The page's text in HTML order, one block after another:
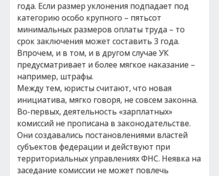
года. Если размер уклонения подпадает под
категорию особо крупного – пятьсот
минимальных размеров оплаты труда – то
срок заключения может составить 3 года.
Впрочем, и в том, и в другом случае УК
предусматривает и более мягкое наказание –
например, штрафы.
Между тем, юристы считают, что новая
инициатива, мягко говоря, не совсем законна.
Во-первых, деятельность «зарплатных»
комиссий не прописана в законодательстве.
Они создавались постановлениями властей
субъектов федерации и действуют при
территориальных управлениях ФНС. Неявка на
заседание комиссии не может повлечь